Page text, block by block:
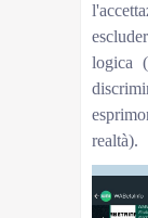
logica
realtà).